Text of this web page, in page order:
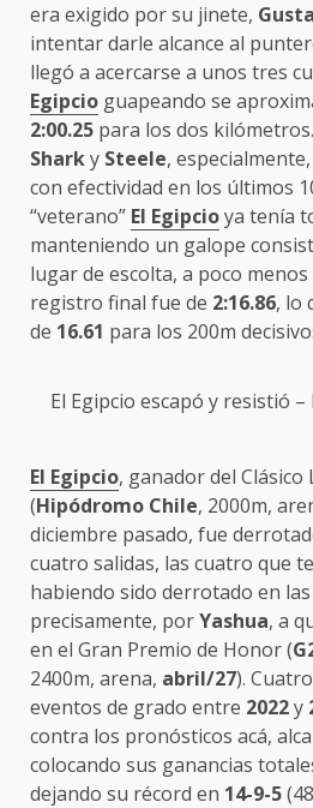
era exigido por su jinete,
intentar darle alcance al
llegó a acercarse a unos tres
Egipcio guapeando se
2:00.25 para los dos
Sharky Steele,
con efectividad en los últimos
“veterano” El Egipcioya tenía
manteniendo un galope
lugar de escolta, a poco
registro final fue de 2:16.86, lo
de 16.61 para los 200m
El Egipcio escapó y resistió –
El Egipcio, ganador del
(Hipódromo Chile, 2000m,
diciembre pasado, fue
cuatro salidas, las cuatro que
habiendo sido derrotado en
precisamente, porYashua, a
en el Gran Premio de Honor (
2400m, arena, abril/27).
eventos de grado entre 2022y
contra los pronósticos acá,
colocando sus ganancias
dejando su récord en 14-9-5